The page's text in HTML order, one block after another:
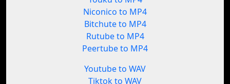
Niconico to MP4
Bitchute to MP4
Rutube to MP4
Peertube to MP4
Youtube to WAV
Tiktok to WAV